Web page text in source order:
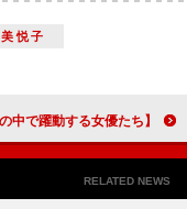
悦子
【コラム フレームの中で躍動する女優たち】 第2回：武田梨奈 「2010年代ガールズアクションのトップランナー＜後編＞」
RELATED NEWS